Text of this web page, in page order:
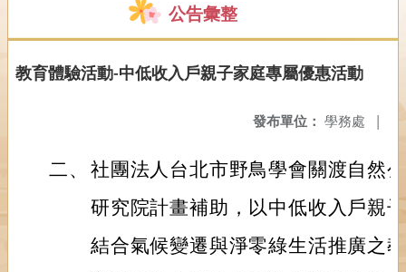
公告彙整
教育體驗活動-中低收入戶親子家庭專屬優惠活動
發布單位： 學務處 |
二、 社團法人台北市野鳥學會關渡自然
研究院計畫補助，以中低收入戶親
結合氣候變遷與淨零綠生活推廣之